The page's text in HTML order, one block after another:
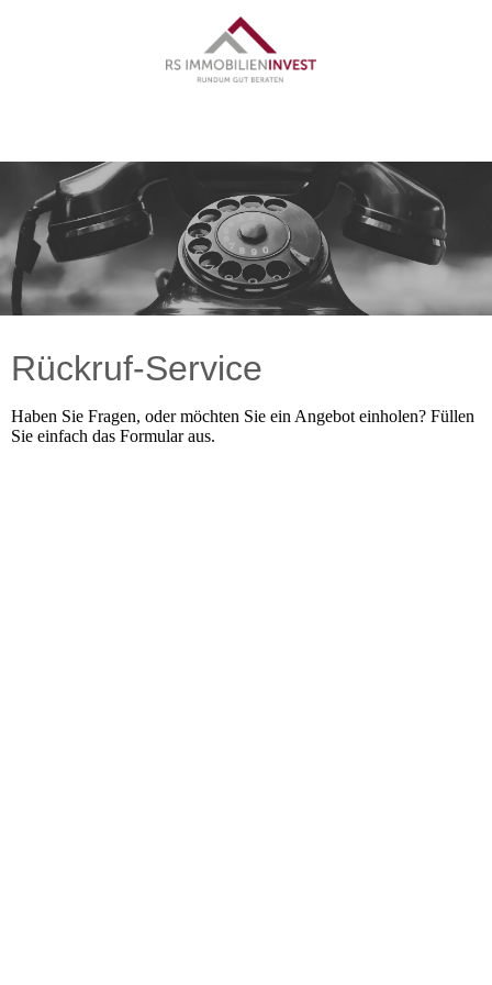
Rückruf-Service
Haben Sie Fragen, oder möchten Sie ein Angebot einholen? Füllen
Sie einfach das Formular aus.